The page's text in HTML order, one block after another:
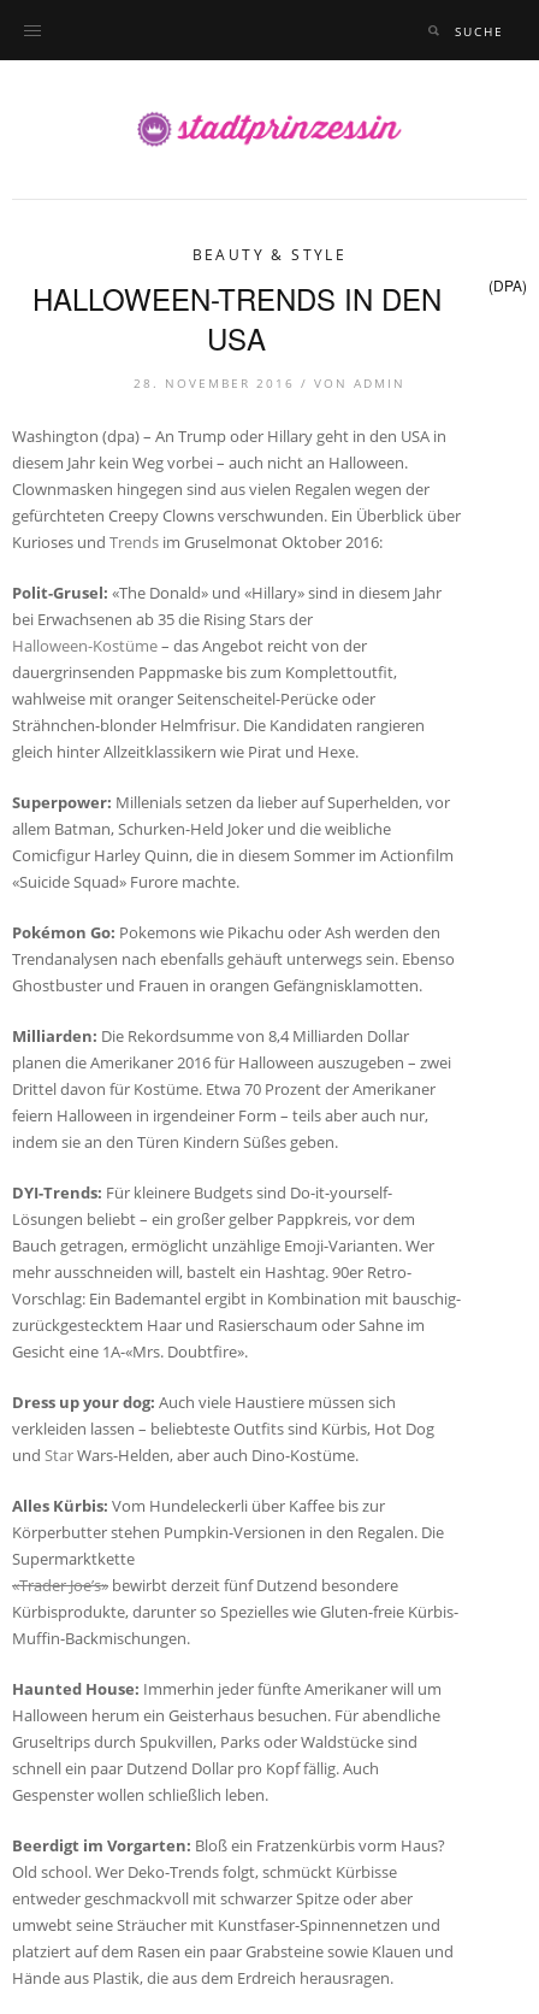
BEAUTY & STYLE
HALLOWEEN-TRENDS IN DEN
USA
(DPA)
28. NOVEMBER 2016 / VON ADMIN
Washington (dpa) – An Trump oder Hillary geht in den USA in
diesem Jahr kein Weg vorbei – auch nicht an Halloween.
Clownmasken hingegen sind aus vielen Regalen wegen der
gefürchteten Creepy Clowns verschwunden. Ein Überblick über
Kurioses und Trends im Gruselmonat Oktober 2016:
Polit-Grusel: «The Donald» und «Hillary» sind in diesem Jahr
bei Erwachsenen ab 35 die Rising Stars der
Halloween-Kostüme– das Angebot reicht von der
dauergrinsenden Pappmaske bis zum Komplettoutfit,
wahlweise mit oranger Seitenscheitel-Perücke oder
Strähnchen-blonder Helmfrisur. Die Kandidaten rangieren
gleich hinter Allzeitklassikern wie Pirat und Hexe.
Superpower: Millenials setzen da lieber auf Superhelden, vor
allem Batman, Schurken-Held Joker und die weibliche
Comicfigur Harley Quinn, die in diesem Sommer im Actionfilm
«Suicide Squad» Furore machte.
Pokémon Go: Pokemons wie Pikachu oder Ash werden den
Trendanalysen nach ebenfalls gehäuft unterwegs sein. Ebenso
Ghostbuster und Frauen in orangen Gefängnisklamotten.
Milliarden: Die Rekordsumme von 8,4 Milliarden Dollar
planen die Amerikaner 2016 für Halloween auszugeben – zwei
Drittel davon für Kostüme. Etwa 70 Prozent der Amerikaner
feiern Halloween in irgendeiner Form – teils aber auch nur,
indem sie an den Türen Kindern Süßes geben.
DYI-Trends: Für kleinere Budgets sind Do-it-yourself-
Lösungen beliebt – ein großer gelber Pappkreis, vor dem
Bauch getragen, ermöglicht unzählige Emoji-Varianten. Wer
mehr ausschneiden will, bastelt ein Hashtag. 90er Retro-
Vorschlag: Ein Bademantel ergibt in Kombination mit bauschig-
zurückgestecktem Haar und Rasierschaum oder Sahne im
Gesicht eine 1A-«Mrs. Doubtfire».
Dress up your dog: Auch viele Haustiere müssen sich
verkleiden lassen – beliebteste Outfits sind Kürbis, Hot Dog
und StarWars-Helden, aber auch Dino-Kostüme.
Alles Kürbis: Vom Hundeleckerli über Kaffee bis zur
Körperbutter stehen Pumpkin-Versionen in den Regalen. Die
Supermarktkette
«Trader Joe’s» bewirbt derzeit fünf Dutzend besondere
Kürbisprodukte, darunter so Spezielles wie Gluten-freie Kürbis-
Muffin-Backmischungen.
Haunted House: Immerhin jeder fünfte Amerikaner will um
Halloween herum ein Geisterhaus besuchen. Für abendliche
Gruseltrips durch Spukvillen, Parks oder Waldstücke sind
schnell ein paar Dutzend Dollar pro Kopf fällig. Auch
Gespenster wollen schließlich leben.
Beerdigt im Vorgarten: Bloß ein Fratzenkürbis vorm Haus?
Old school. Wer Deko-Trends folgt, schmückt Kürbisse
entweder geschmackvoll mit schwarzer Spitze oder aber
umwebt seine Sträucher mit Kunstfaser-Spinnennetzen und
platziert auf dem Rasen ein paar Grabsteine sowie Klauen und
Hände aus Plastik, die aus dem Erdreich herausragen.